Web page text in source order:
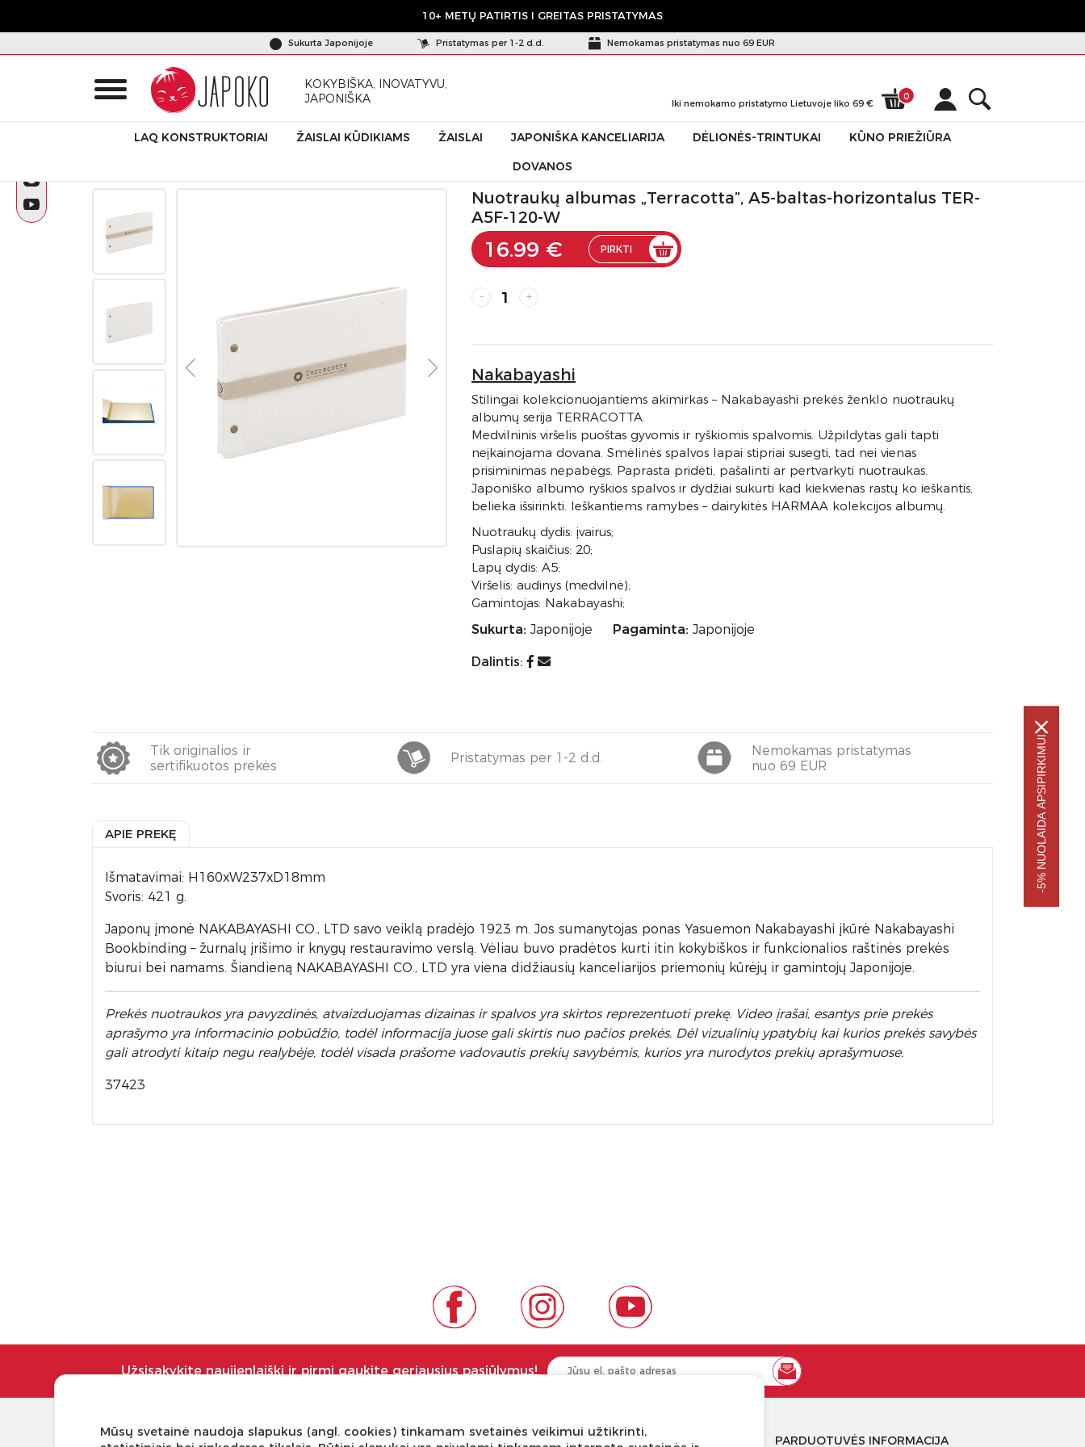
10+ METŲ PATIRTIS I GREITAS PRISTATYMAS
Sukurta Japonijoje Pristatymas per 1-2 d.d. Nemokamas pristatymas nuo 69 EUR
KOKYBIŠKA, INOVATYVU,
JAPONIŠKA
Iki nemokamo pristatymo Lietuvoje liko 69 €
0
LAQ KONSTRUKTORIAI ŽAISLAI KŪDIKIAMS ŽAISLAI JAPONIŠKA KANCELIARIJA DĖLIONĖS-TRINTUKAI
KŪNO PRIEŽIŪRA
DOVANOS
Nuotraukų albumas „Terracotta”, A5-baltas-horizontalus TER-A5F-120-W
Nuotraukų albumas „Terracotta”, A5-baltas-horizontalus TER-
A5F-120-W
16.99 € PIRKTI
- +
Nakabayashi
Stilingai kolekcionuojantiems akimirkas – Nakabayashi prekės ženklo nuotraukų
albumų serija TERRACOTTA.
Medvilninis viršelis puoštas gyvomis ir ryškiomis spalvomis. Užpildytas gali tapti
neįkainojama dovana. Smėlinės spalvos lapai stipriai susegti, tad nei vienas
prisiminimas nepabėgs. Paprasta pridėti, pašalinti ar pertvarkyti nuotraukas.
Japoniško albumo ryškios spalvos ir dydžiai sukurti kad kiekvienas rastų ko ieškantis,
belieka išsirinkti. Ieškantiems ramybės – dairykitės HARMAA kolekcijos albumų.
Nuotraukų dydis: įvairus;
Puslapių skaičius: 20;
Lapų dydis: A5;
Viršelis: audinys (medvilnė);
Gamintojas: Nakabayashi;
Sukurta: Japonijoje Pagaminta: Japonijoje
Dalintis:
Tik originalios ir
sertifikuotos prekės
Pristatymas per 1-2 d.d.
Nemokamas pristatymas
nuo 69 EUR
APIE PREKĘ
Išmatavimai: H160xW237xD18mm
Svoris: 421 g.
Japonų įmonė NAKABAYASHI CO., LTD savo veiklą pradėjo 1923 m. Jos sumanytojas ponas Yasuemon Nakabayashi įkūrė Nakabayashi
Bookbinding – žurnalų įrišimo ir knygų restauravimo verslą. Vėliau buvo pradėtos kurti itin kokybiškos ir funkcionalios raštinės prekės
biurui bei namams. Šiandieną NAKABAYASHI CO., LTD yra viena didžiausių kanceliarijos priemonių kūrėjų ir gamintojų Japonijoje.
Prekės nuotraukos yra pavyzdinės, atvaizduojamas dizainas ir spalvos yra skirtos reprezentuoti prekę. Video įrašai, esantys prie prekės
aprašymo yra informacinio pobūdžio, todėl informacija juose gali skirtis nuo pačios prekės. Dėl vizualinių ypatybių kai kurios prekės savybės
gali atrodyti kitaip negu realybėje, todėl visada prašome vadovautis prekių savybėmis, kurios yra nurodytos prekių aprašymuose.
37423
Užsisakykite naujienlaiškį ir pirmi gaukite geriausius pasiūlymus!
KLIENTŲ APTARNAVIMAS NAUDINGA ŽINOTI APIE PREKĖS ŽENKLUS PARDUOTUVĖS INFORMACIJA
Mūsų svetainė naudoja slapukus (angl. cookies) tinkamam svetainės veikimui užtikrinti,
-5% NUOLAIDA APSIPIRKIMUI